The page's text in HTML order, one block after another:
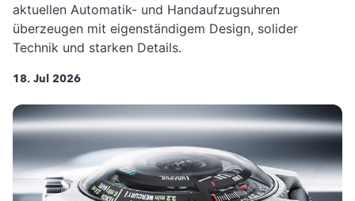
aktuellen Automatik- und Handaufzugsuhren
überzeugen mit eigenständigem Design, solider
Technik und starken Details.
18. Jul 2026